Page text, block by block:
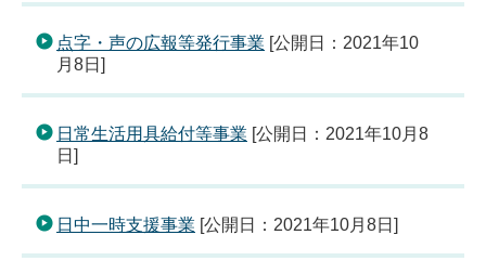
点字・声の広報等発行事業 [公開日：2021年10
月8日]
日常生活用具給付等事業 [公開日：2021年10月8
日]
日中一時支援事業 [公開日：2021年10月8日]